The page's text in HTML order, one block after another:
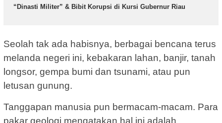
“Dinasti Militer” & Bibit Korupsi di Kursi Gubernur Riau
Seolah tak ada habisnya, berbagai bencana terus
melanda negeri ini, kebakaran lahan, banjir, tanah
longsor, gempa bumi dan tsunami, atau pun
letusan gunung.
Tanggapan manusia pun bermacam-macam. Para
pakar geologi mengatakan hal ini adalah